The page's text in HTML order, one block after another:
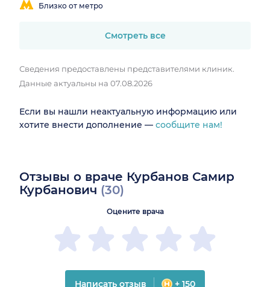
Близко от метро
Смотреть все
Сведения предоставлены представителями клиник.
Данные актуальны на 07.08.2026
Если вы нашли неактуальную информацию или
хотите внести дополнение — сообщите нам!
Отзывы о враче Курбанов Самир
Курбанович (30)
Оцените врача
Написать отзыв + 150